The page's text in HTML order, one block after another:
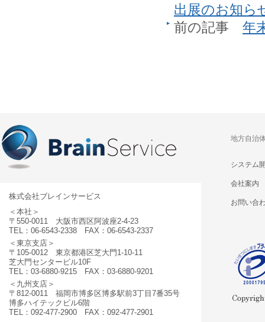
出展のお知ら
前の記事 年
株式会社ブレインサービス
＜本社＞
〒550-0011 大阪市西区阿波座2-4-23
TEL：06-6543-2338 FAX：06-6543-2337
＜東京支店＞
〒105-0012 東京都港区芝大門1-10-11
芝大門センタービル10F
TEL：03-6880-9215 FAX：03-6880-9201
＜九州支店＞
〒812-0011 福岡市博多区博多駅前3丁目7番35号
博多ハイテックビル6階
TEL：092-477-2900 FAX：092-477-2901
地方自治
システム
会社案内
お問い合